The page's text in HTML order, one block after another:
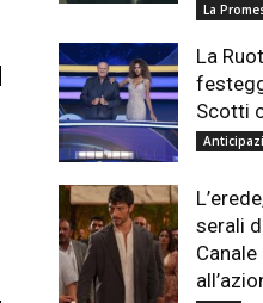
La
La
Scotti
serali